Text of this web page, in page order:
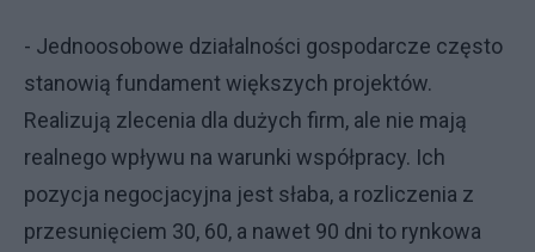
- Jednoosobowe działalności gospodarcze często
stanowią fundament większych projektów.
Realizują zlecenia dla dużych firm, ale nie mają
realnego wpływu na warunki współpracy. Ich
pozycja negocjacyjna jest słaba, a rozliczenia z
przesunięciem 30, 60, a nawet 90 dni to rynkowa